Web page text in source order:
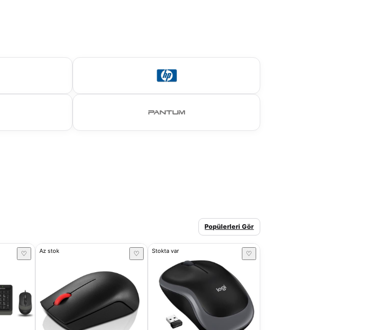
Popülerleri Gör
♡ Az stok ♡ Stokta var ♡